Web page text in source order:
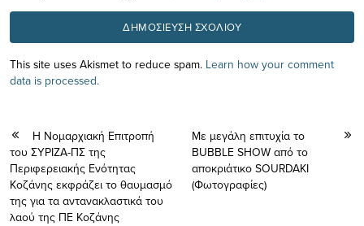
This site uses Akismet to reduce spam. Learn how your comment
data is processed.
Η Νομαρχιακή Επιτροπή
του ΣΥΡΙΖΑ-ΠΣ της
Περιφερειακής Ενότητας
Κοζάνης εκφράζει το θαυμασμό
της για τα αντανακλαστικά του
λαού της ΠΕ Κοζάνης
Με μεγάλη επιτυχία το
BUBBLE SHOW από το
αποκριάτικο SOURDAKI
(Φωτογραφίες)